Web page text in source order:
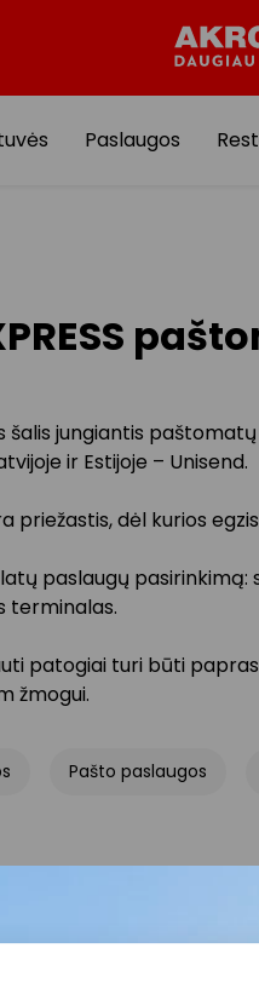
Paslaugos
šalis jungiantis paštomatų
ir Estijoje – Unisend.
priežastis, dėl kurios
paslaugų pasirinkimą:
terminalas.
patogiai turi būti
žmogui.
Pašto paslaugos